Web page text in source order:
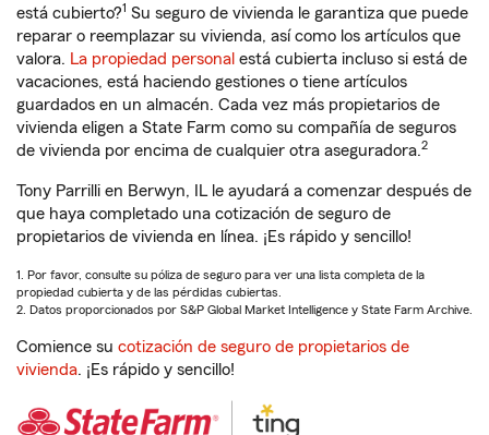
está cubierto?1 Su seguro de vivienda le garantiza que puede
reparar o reemplazar su vivienda, así como los artículos que
valora. La propiedad personal está cubierta incluso si está de
vacaciones, está haciendo gestiones o tiene artículos
guardados en un almacén. Cada vez más propietarios de
vivienda eligen a State Farm como su compañía de seguros
de vivienda por encima de cualquier otra aseguradora.2
Tony Parrilli en Berwyn, IL le ayudará a comenzar después de
que haya completado una cotización de seguro de
propietarios de vivienda en línea. ¡Es rápido y sencillo!
1. Por favor, consulte su póliza de seguro para ver una lista completa de la
propiedad cubierta y de las pérdidas cubiertas.
2. Datos proporcionados por S&P Global Market Intelligence y State Farm Archive.
Comience su cotización de seguro de propietarios de
vivienda. ¡Es rápido y sencillo!